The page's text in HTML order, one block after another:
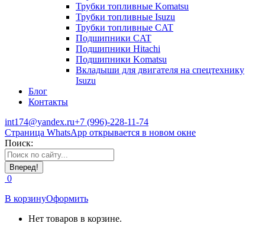
Трубки топливные Komatsu
Трубки топливные Isuzu
Трубки топливные CAT
Подшипники CAT
Подшипники Hitachi
Подшипники Komatsu
Вкладыши для двигателя на спецтехнику
Isuzu
Блог
Контакты
int174@yandex.ru+7 (996)-228-11-74
Страница WhatsApp открывается в новом окне
Поиск:
0
В корзинуОформить
Нет товаров в корзине.